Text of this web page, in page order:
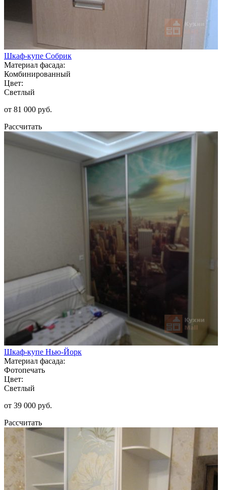
Шкаф-купе Собрик
Материал фасада:
Комбинированный
Цвет:
Светлый
от 81 000 руб.
Рассчитать
Шкаф-купе Нью-Йорк
Материал фасада:
Фотопечать
Цвет:
Светлый
от 39 000 руб.
Рассчитать